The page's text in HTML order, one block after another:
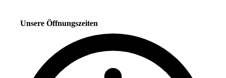
Unsere Öffnungszeiten